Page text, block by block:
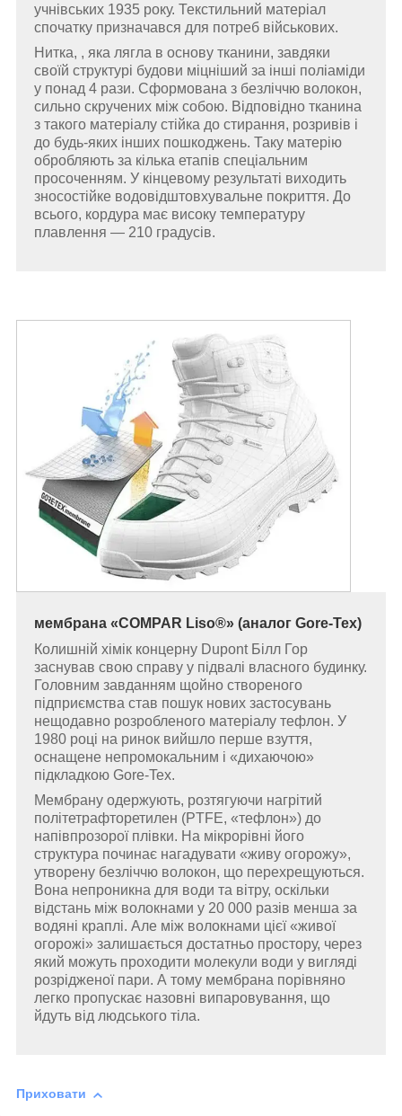
учнівських 1935 року. Текстильний матеріал
спочатку призначався для потреб військових.
Нитка, , яка лягла в основу тканини, завдяки
своїй структурі будови міцніший за інші поліаміди
у понад 4 рази. Сформована з безліччю волокон,
сильно скручених між собою. Відповідно тканина
з такого матеріалу стійка до стирання, розривів і
до будь-яких інших пошкоджень. Таку матерію
обробляють за кілька етапів спеціальним
просоченням. У кінцевому результаті виходить
зносостійке водовідштовхувальне покриття. До
всього, кордура має високу температуру
плавлення — 210 градусів.
мембрана «COMPAR Liso®» (аналог Gore-Tex)
Колишній хімік концерну Dupont Білл Гор
заснував свою справу у підвалі власного будинку.
Головним завданням щойно створеного
підприємства став пошук нових застосувань
нещодавно розробленого матеріалу тефлон. У
1980 році на ринок вийшло перше взуття,
оснащене непромокальним і «дихаючою»
підкладкою Gore-Tex.
Мембрану одержують, розтягуючи нагрітий
політетрафторетилен (PTFE, «тефлон») до
напівпрозорої плівки. На мікрорівні його
структура починає нагадувати «живу огорожу»,
утворену безліччю волокон, що перехрещуються.
Вона непроникна для води та вітру, оскільки
відстань між волокнами у 20 000 разів менша за
водяні краплі. Але між волокнами цієї «живої
огорожі» залишається достатньо простору, через
який можуть проходити молекули води у вигляді
розрідженої пари. А тому мембрана порівняно
легко пропускає назовні випаровування, що
йдуть від людського тіла.
Приховати